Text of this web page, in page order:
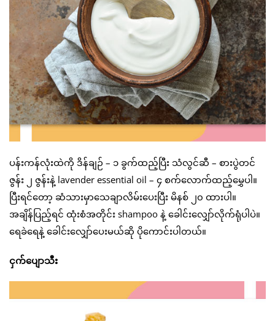
ပန်းကန်လုံးထဲကို ဒိန်ချဉ် – ၁ ခွက်ထည့်ပြီး သံလွင်ဆီ – စားပွဲတင်
ဇွန်း ၂ ဇွန်းနဲ့ lavender essential oil – ၄ စက်လောက်ထည့်မွှေပါ။
ပြီးရင်တော့ ဆံသားမှာသေချာလိမ်းပေးပြီး မိနစ် ၂၀ ထားပါ။
အချိန်ပြည့်ရင် ထုံးစံအတိုင်း shampoo နဲ့ ခေါင်းလျှော်လိုက်ရုံပါပဲ။
ရေခဲရေနဲ့ ခေါင်းလျှော်ပေးမယ်ဆို ပိုကောင်းပါတယ်။
ငှက်ပျောသီး